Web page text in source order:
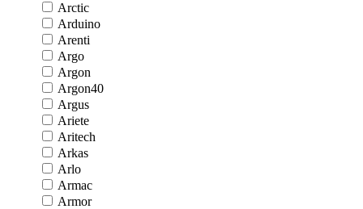
Arctic
Arduino
Arenti
Argo
Argon
Argon40
Argus
Ariete
Aritech
Arkas
Arlo
Armac
Armor